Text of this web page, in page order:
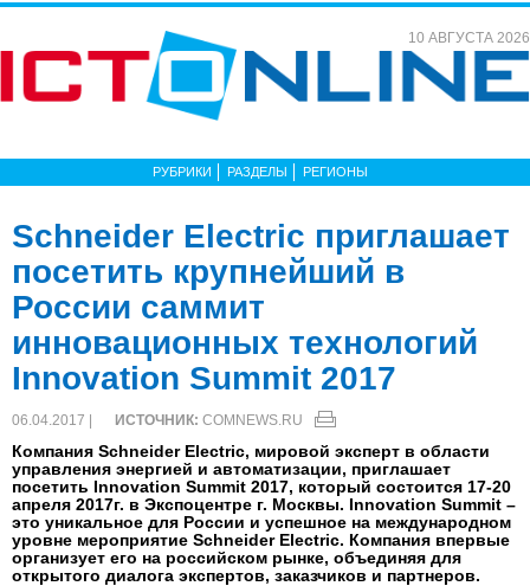
10 АВГУСТА 2026
РУБРИКИ РАЗДЕЛЫ РЕГИОНЫ
Schneider Electric приглашает
посетить крупнейший в
России саммит
инновационных технологий
Innovation Summit 2017
06.04.2017 | ИСТОЧНИК: COMNEWS.RU
Компания Schneider Electric, мировой эксперт в области
управления энергией и автоматизации, приглашает
посетить Innovation Summit 2017, который состоится 17-20
апреля 2017г. в Экспоцентре г. Москвы. Innovation Summit –
это уникальное для России и успешное на международном
уровне мероприятие Schneider Electric. Компания впервые
организует его на российском рынке, объединяя для
открытого диалога экспертов, заказчиков и партнеров.